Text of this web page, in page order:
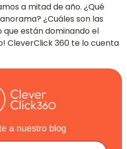
a mitad de año. ¿Qué
¿Cuáles son las
están dominando el
CleverClick 360 te lo cuenta
a nuestro blog